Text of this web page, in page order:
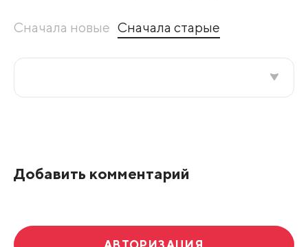
Сначала новые Сначала старые
Добавить комментарий